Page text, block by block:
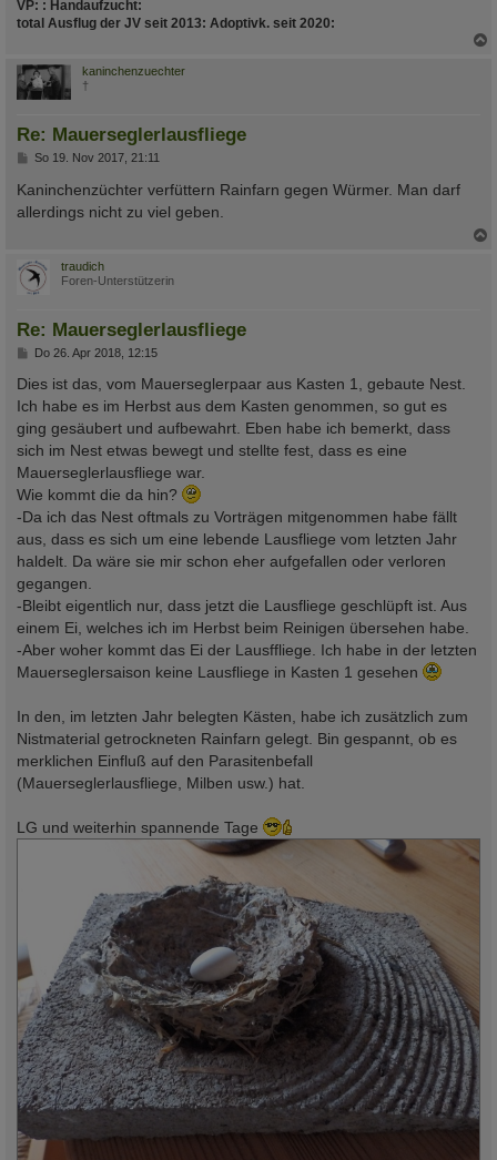
VP: : Handaufzucht:
total Ausflug der JV seit 2013: Adoptivk. seit 2020:
kaninchenzuechter
†
Re: Mauerseglerlausfliege
B
i
r
So 19. Nov 2017, 21:11
Kaninchenzüchter verfüttern Rainfarn gegen Würmer. Man darf
allerdings nicht zu viel geben.
traudich
Foren-Unterstützerin
Re: Mauerseglerlausfliege
B
i
r
a
g
Do 26. Apr 2018, 12:15
Dies ist das, vom Mauerseglerpaar aus Kasten 1, gebaute Nest.
Ich habe es im Herbst aus dem Kasten genommen, so gut es
ging gesäubert und aufbewahrt. Eben habe ich bemerkt, dass
sich im Nest etwas bewegt und stellte fest, dass es eine
Mauerseglerlausfliege war.
Wie kommt die da hin?
-Da ich das Nest oftmals zu Vorträgen mitgenommen habe fällt
aus, dass es sich um eine lebende Lausfliege vom letzten Jahr
haldelt. Da wäre sie mir schon eher aufgefallen oder verloren
gegangen.
-Bleibt eigentlich nur, dass jetzt die Lausfliege geschlüpft ist. Aus
einem Ei, welches ich im Herbst beim Reinigen übersehen habe.
-Aber woher kommt das Ei der Lausffliege. Ich habe in der letzten
Mauerseglersaison keine Lausfliege in Kasten 1 gesehen
In den, im letzten Jahr belegten Kästen, habe ich zusätzlich zum
Nistmaterial getrockneten Rainfarn gelegt. Bin gespannt, ob es
merklichen Einfluß auf den Parasitenbefall
(Mauerseglerlausfliege, Milben usw.) hat.
LG und weiterhin spannende Tage